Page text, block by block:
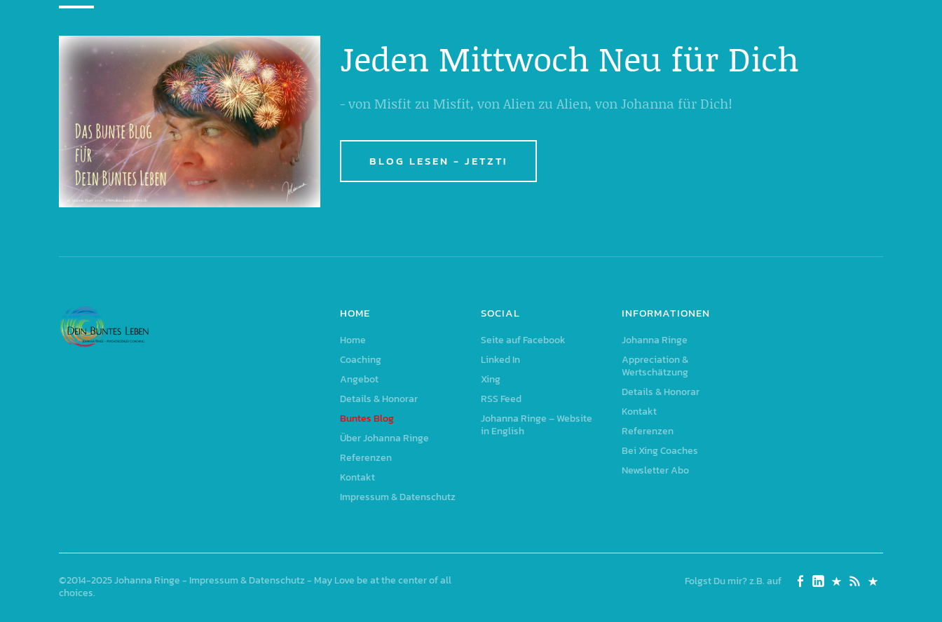
Jeden Mittwoch Neu für Dich
- von Misfit zu Misfit, von Alien zu Alien, von Johanna für Dich!
BLOG LESEN - JETZT!
HOME
Home
Coaching
Angebot
Details & Honorar
Buntes Blog
Über Johanna Ringe
Referenzen
Kontakt
Impressum & Datenschutz
SOCIAL
Seite auf Facebook
Linked In
Xing
RSS Feed
Johanna Ringe – Website
in English
INFORMATIONEN
Johanna Ringe
Appreciation &
Wertschätzung
Details & Honorar
Kontakt
Referenzen
Bei Xing Coaches
Newsletter Abo
©2014-2025Johanna Ringe- Impressum & Datenschutz- May Love be at the center of all
choices
Folgst Du mir? z.B. auf